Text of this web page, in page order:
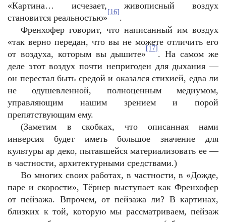
«Картина… исчезает, живописный воздух
становится реальностью»
[16]
.
Френхофер говорит, что написанный им воздух
«так верно передан, что вы не можете отличить его
от воздуха, которым вы дышите»
[17]
. На самом же
деле этот воздух почти непригоден для дыхания —
он перестал быть средой и оказался стихией, едва ли
не одушевленной, полноценным медиумом,
управляющим нашим зрением и порой
препятствующим ему.
(Заметим в скобках, что описанная нами
инверсия будет иметь большое значение для
культуры ар деко, пытавшейся материализовать ее —
в частности, архитектурными средствами.)
Во многих своих работах, в частности, в «Дожде,
паре и скорости», Тёрнер выступает как Френхофер
от пейзажа. Впрочем, от пейзажа ли? В картинах,
близких к той, которую мы рассматриваем, пейзаж